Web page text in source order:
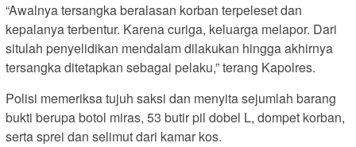
“Awalnya tersangka beralasan korban terpeleset dan
kepalanya terbentur. Karena curiga, keluarga melapor. Dari
situlah penyelidikan mendalam dilakukan hingga akhirnya
tersangka ditetapkan sebagai pelaku,” terang Kapolres.
Polisi memeriksa tujuh saksi dan menyita sejumlah barang
bukti berupa botol miras, 53 butir pil dobel L, dompet korban,
serta sprei dan selimut dari kamar kos.